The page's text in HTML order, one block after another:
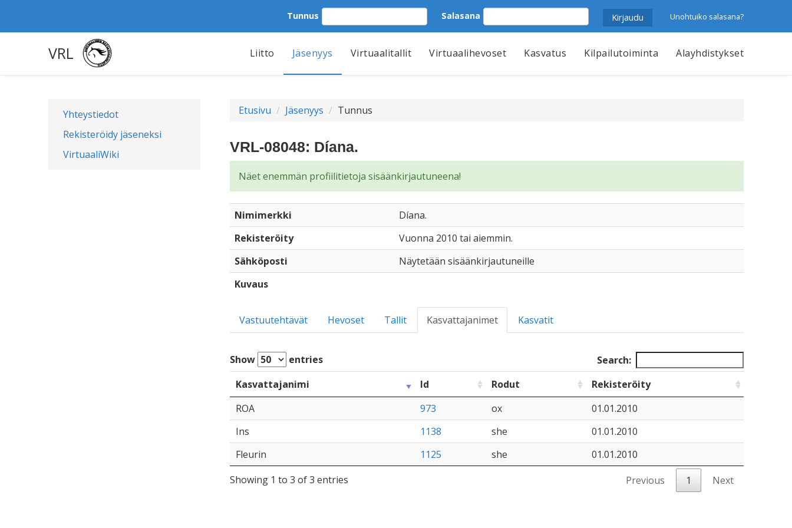
Tunnus Salasana Unohtuiko salasana?
VRL Liitto Jäsenyys Virtuaalitallit Virtuaalihevoset Kasvatus Kilpailutoiminta Alayhdistykset
Yhteystiedot
Rekisteröidy jäseneksi
VirtuaaliWiki
Etusivu Jäsenyys Tunnus
VRL-08048: Díana.
Näet enemmän profiilitietoja sisäänkirjautuneena!
Nimimerkki
Díana.
Rekisteröity
Vuonna 2010 tai aiemmin.
Sähköposti
Näytetään sisäänkirjautuneille
Kuvaus
Vastuutehtävät Hevoset Tallit Kasvattajanimet Kasvatit
Show entries
Search:
Kasvattajanimi
Id Rodut
Rekisteröity
ROA
973 ox
01.01.2010
Ins
1138 she
01.01.2010
Fleurin
1125 she
01.01.2010
Showing 1 to 3 of 3 entries
Previous 1 Next